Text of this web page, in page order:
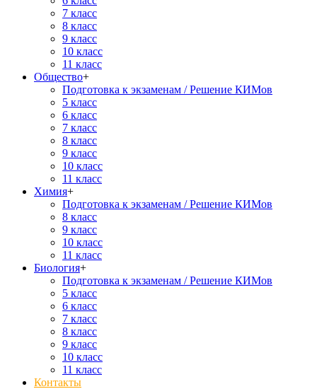
7 класс
8 класс
9 класс
10 класс
11 класс
Общество+
Подготовка к экзаменам / Решение КИМов
5 класс
6 класс
7 класс
8 класс
9 класс
10 класс
11 класс
Химия+
Подготовка к экзаменам / Решение КИМов
8 класс
9 класс
10 класс
11 класс
Биология+
Подготовка к экзаменам / Решение КИМов
5 класс
6 класс
7 класс
8 класс
9 класс
10 класс
11 класс
Контакты